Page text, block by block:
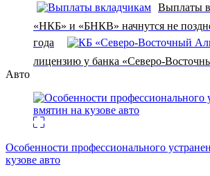
Выплаты
«НКБ» и «БНКВ» начнутся не
года
лицензию у банка «Северо-
Авто
Особенности профессионального
кузове авто